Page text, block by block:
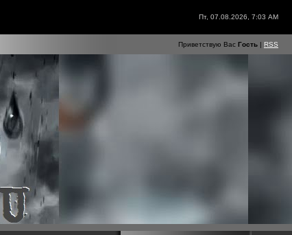
Пт, 07.08.2026, 7:03 AM
Приветствую Вас Гость | RSS